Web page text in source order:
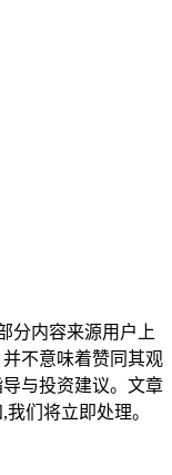
分内容来源用户上
不意味着赞同其观
与投资建议。文章
们将立即处理。